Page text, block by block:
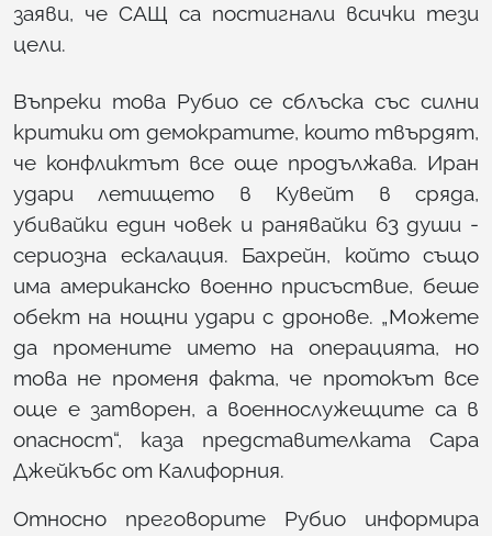
заяви, че САЩ са постигнали всички тези
цели.
Въпреки това Рубио се сблъска със силни
критики от демократите, които твърдят,
че конфликтът все още продължава. Иран
удари летището в Кувейт в сряда,
убивайки един човек и ранявайки 63 души -
сериозна ескалация. Бахрейн, който също
има американско военно присъствие, беше
обект на нощни удари с дронове. „Можете
да промените името на операцията, но
това не променя факта, че протокът все
още е затворен, а военнослужещите са в
опасност“, каза представителката Сара
Джейкъбс от Калифорния.
Относно преговорите Рубио информира